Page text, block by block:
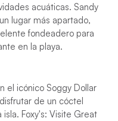
acuáticas. Sandy
lugar más apartado,
fondeadero para
en la playa.
el icónico Soggy Dollar
de un cóctel
isla. Foxy's: Visite Great